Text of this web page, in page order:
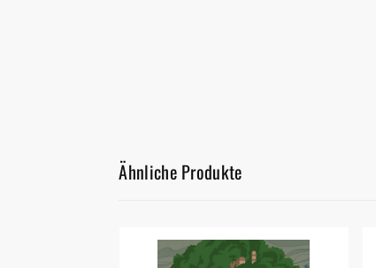
Ähnliche Produkte